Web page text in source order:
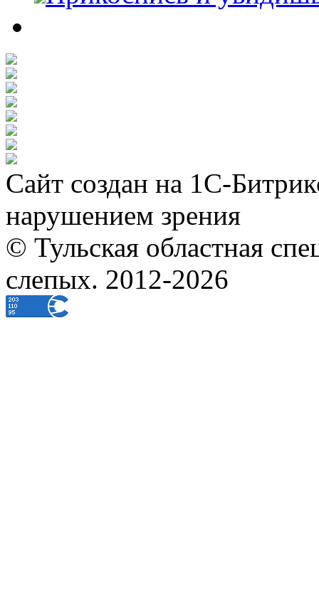
Сайт создан на 1С-
нарушением зрения
© Тульская областная
слепых. 2012-2026